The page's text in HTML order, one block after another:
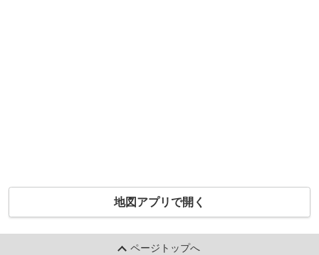
地図アプリで開く
ページトップへ